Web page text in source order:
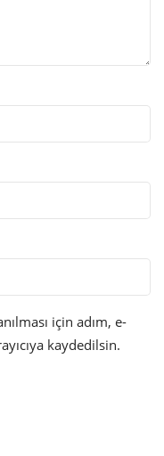
için adım, e-
kaydedilsin.